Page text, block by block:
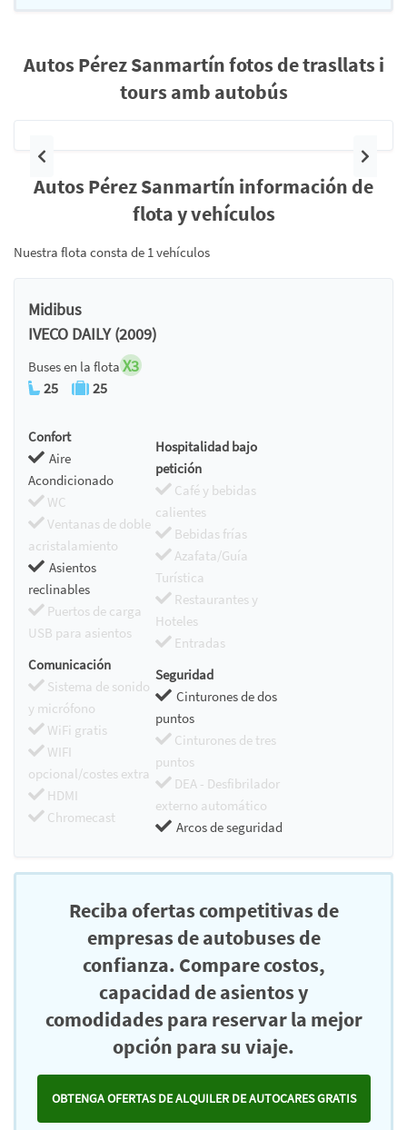
Autos Pérez Sanmartín fotos de trasllats i
tours amb autobús
Anterior
Autos Pérez Sanmartín información de
flota y vehículos
Nuestra flota consta de 1 vehículos
Midibus
IVECO DAILY (2009)
Buses en la flota X3
25 25
Confort
Aire
Acondicionado
WC
Ventanas de doble
acristalamiento
Asientos
reclinables
Puertos de carga
USB para asientos
Hospitalidad bajo
petición
Café y bebidas
calientes
Bebidas frías
Azafata/Guía
Turística
Restaurantes y
Hoteles
Entradas
Comunicación
Sistema de sonido
y micrófono
WiFi gratis
WIFI
opcional/costes extra
HDMI
Chromecast
Seguridad
Cinturones de dos
puntos
Cinturones de tres
puntos
DEA - Desfibrilador
externo automático
Arcos de seguridad
Reciba ofertas competitivas de
empresas de autobuses de
confianza. Compare costos,
capacidad de asientos y
comodidades para reservar la mejor
opción para su viaje.
OBTENGA OFERTAS DE ALQUILER DE AUTOCARES GRATIS